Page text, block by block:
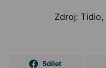
Zdroj: Tidio,
Sdílet